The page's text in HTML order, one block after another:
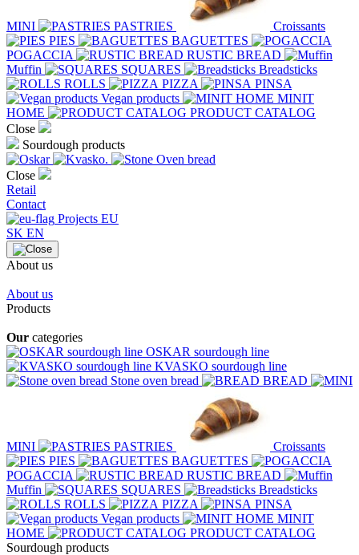
MINI PASTRIES
Croissants
PIES
BAGUETTES
POGACCIA
RUSTIC BREAD
Muffin
SQUARES
Breadsticks
ROLLS
PIZZA
PINSA
Vegan products
MINIT
HOME
PRODUCT CATALOG
Close
Sourdough products
Close
Retail
Contact
Projects EU
SK EN
About us
About us
Products
Our categories
OSKAR sourdough line
KVASKO sourdough line
Stone oven bread
BREAD
MINI PASTRIES
Croissants
PIES
BAGUETTES
POGACCIA
RUSTIC BREAD
Muffin
SQUARES
Breadsticks
ROLLS
PIZZA
PINSA
Vegan products
MINIT
HOME
PRODUCT CATALOG
Sourdough products